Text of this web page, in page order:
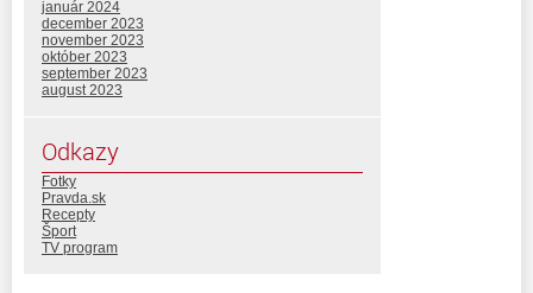
január 2024
december 2023
november 2023
október 2023
september 2023
august 2023
Odkazy
Fotky
Pravda.sk
Recepty
Šport
TV program